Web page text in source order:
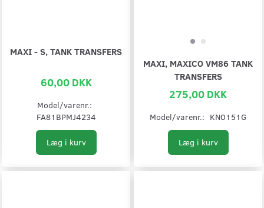
MAXI - S, TANK TRANSFERS
60,00 DKK
Model/varenr.:
FA81BPMJ4234
Læg i kurv
MAXI, MAXICO VM86 TANK
TRANSFERS
275,00 DKK
Model/varenr.: KN0151G
Læg i kurv